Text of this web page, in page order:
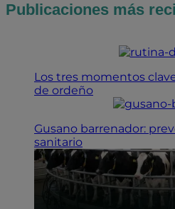
Publicaciones más
Los tres momentos
de ordeño
Gusano barrenador:
sanitario